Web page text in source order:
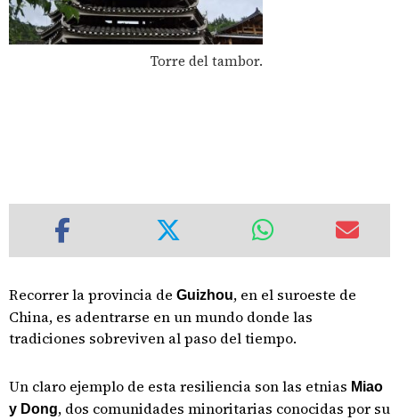
Torre del tambor.
Recorrer la provincia de Guizhou, en el suroeste de
China, es adentrarse en un mundo donde las
tradiciones sobreviven al paso del tiempo.
Un claro ejemplo de esta resiliencia son las etnias Miao
y Dong, dos comunidades minoritarias conocidas por su